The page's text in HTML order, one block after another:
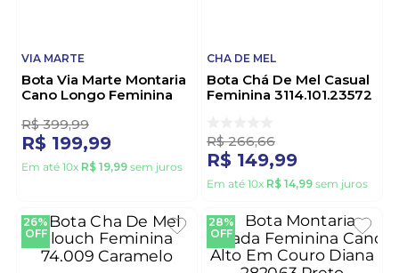
VIA MARTE
Bota Via Marte Montaria
Cano Longo Feminina
R$ 399,99
R$ 199,99
CHA DE MEL
Bota Chá De Mel Casual
Feminina 3114.101.23572
R$ 266,66
R$ 149,99
Em até 10x R$ 14,99 sem juros
26%
OFF
28%
OFF